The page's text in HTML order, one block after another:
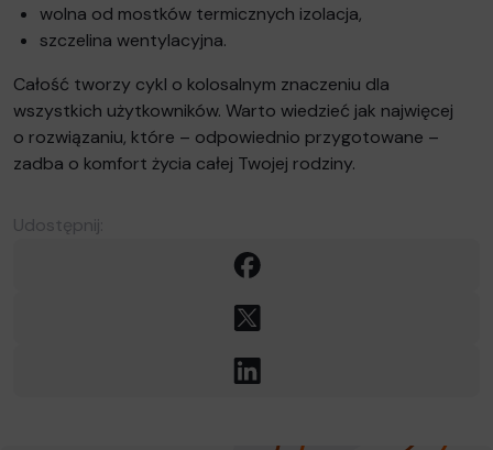
wolna od mostków termicznych izolacja,
szczelina wentylacyjna.
Całość tworzy cykl o kolosalnym znaczeniu dla
wszystkich użytkowników. Warto wiedzieć jak najwięcej
o rozwiązaniu, które – odpowiednio przygotowane –
zadba o komfort życia całej Twojej rodziny.
Udostępnij:
Facebook
X
LinkedIn